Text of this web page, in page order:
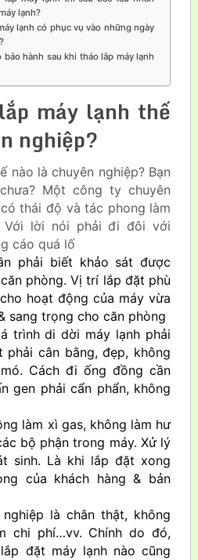
lạnh?
lạnh có phục vụ vào những ngày
bảo hành sau khi tháo lắp máy lạnh
máy lạnh thế
nghiệp?
nào là chuyên nghiệp? Bạn
Một công ty chuyên
thái độ và tác phong làm
Với lời nói phải đi đôi với
cáo quá lố
phải biết khảo sát được
phòng. Vị trí lắp đặt phù
hoạt động của máy vừa
sang trọng cho căn phòng
trình di dời máy lạnh phải
phải cân bằng, đẹp, không
Cách đi ống đồng cần
gen phải cẩn phẩn, không
làm xì gas, không làm hư
bộ phận trong máy. Xử lý
sinh. Là khi lắp đặt xong
của khách hàng & bản
là chân thật, không
chi phí…vv. Chính do đó,
đặt máy lạnh nào cũng